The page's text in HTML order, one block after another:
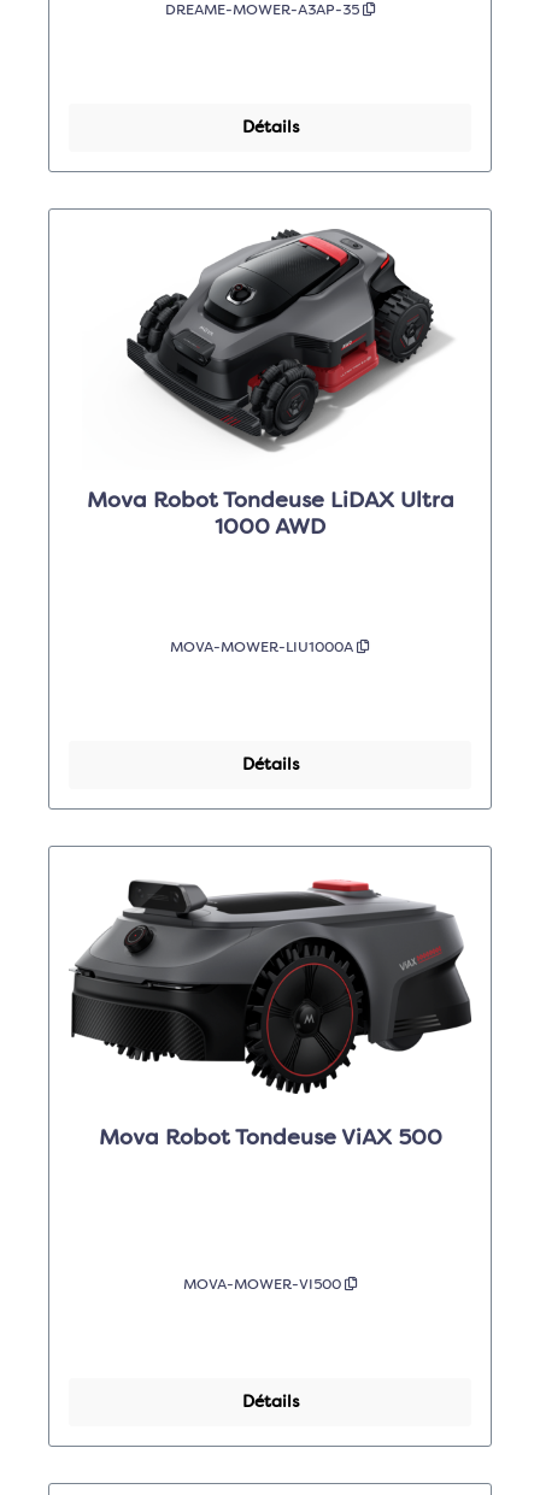
DREAME-MOWER-A3AP-35
Détails
Mova Robot Tondeuse LiDAX Ultra
1000 AWD
MOVA-MOWER-LIU1000A
Détails
Mova Robot Tondeuse ViAX 500
MOVA-MOWER-VI500
Détails